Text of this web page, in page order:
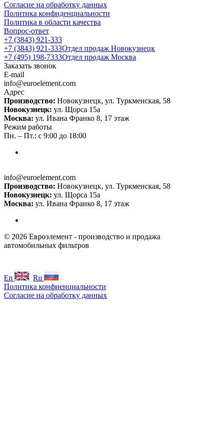
Согласие на обработку данных
Политика конфиденциальности
Политика в области качества
Вопрос-ответ
+7 (3843) 921-333
+7 (3843) 921-333Отдел продаж Новокузнецк
+7 (495) 198-7333Отдел продаж Москва
Заказать звонок
E-mail
info@euroelement.com
Адрес
Производство: Новокузнецк, ул. Туркменская, 58
Новокузнецк: ул. Щорса 15а
Москва: ул. Ивана Франко 8, 17 этаж
Режим работы
Пн. – Пт.: с 9:00 до 18:00
info@euroelement.com
Производство: Новокузнецк, ул. Туркменская, 58
Новокузнецк: ул. Щорса 15а
Москва: ул. Ивана Франко 8, 17 этаж
© 2026 Евроэлемент - производство и продажа
автомобильных фильтров
En
Ru
Политика конфиенциальности
Согласие на обработку данных